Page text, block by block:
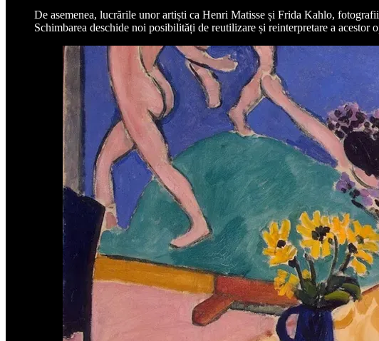
De asemenea, lucrările unor artiști ca Henri Matisse și Frida Kahlo,
Schimbarea deschide noi posibilități de reutilizare și reinterpretare a